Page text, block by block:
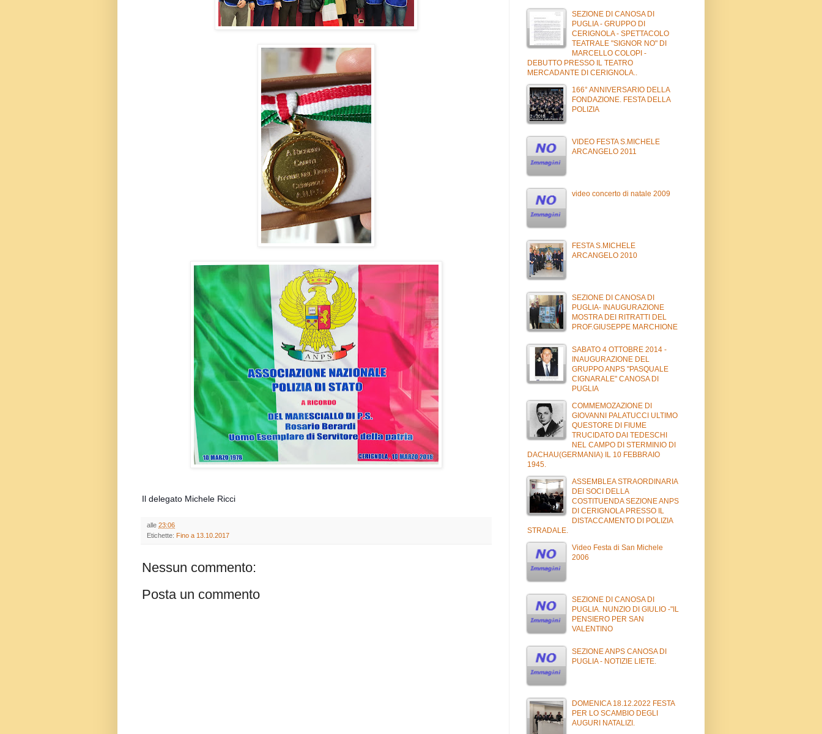
Il delegato Michele Ricci
alle 23:06
Etichette: Fino a 13.10.2017
Nessun commento:
Posta un commento
SEZIONE DI CANOSA DI
PUGLIA - GRUPPO DI
CERIGNOLA - SPETTACOLO
TEATRALE "SIGNOR NO" DI
MARCELLO COLOPI -
DEBUTTO PRESSO IL TEATRO
MERCADANTE DI CERIGNOLA..
166° ANNIVERSARIO DELLA
FONDAZIONE. FESTA DELLA
POLIZIA
VIDEO FESTA S.MICHELE
ARCANGELO 2011
video concerto di natale 2009
FESTA S.MICHELE
ARCANGELO 2010
SEZIONE DI CANOSA DI
PUGLIA- INAUGURAZIONE
MOSTRA DEI RITRATTI DEL
PROF.GIUSEPPE MARCHIONE
SABATO 4 OTTOBRE 2014 -
INAUGURAZIONE DEL
GRUPPO ANPS "PASQUALE
CIGNARALE" CANOSA DI
PUGLIA
COMMEMOZAZIONE DI
GIOVANNI PALATUCCI ULTIMO
QUESTORE DI FIUME
TRUCIDATO DAI TEDESCHI
NEL CAMPO DI STERMINIO DI
DACHAU(GERMANIA) IL 10 FEBBRAIO
1945.
ASSEMBLEA STRAORDINARIA
DEI SOCI DELLA
COSTITUENDA SEZIONE ANPS
DI CERIGNOLA PRESSO IL
DISTACCAMENTO DI POLIZIA
STRADALE.
Video Festa di San Michele
2006
SEZIONE DI CANOSA DI
PUGLIA. NUNZIO DI GIULIO -"IL
PENSIERO PER SAN
VALENTINO
SEZIONE ANPS CANOSA DI
PUGLIA - NOTIZIE LIETE.
DOMENICA 18.12.2022 FESTA
PER LO SCAMBIO DEGLI
AUGURI NATALIZI.